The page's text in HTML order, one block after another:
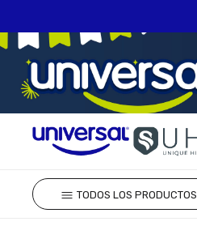
TODOS LOS PRODUCTOS